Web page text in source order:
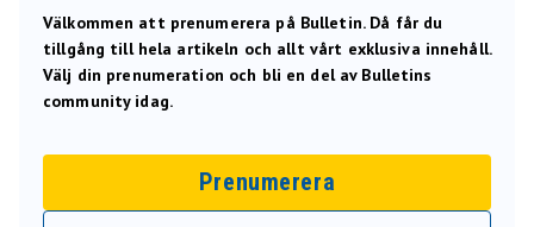
Välkommen att prenumerera på Bulletin. Då får du
tillgång till hela artikeln och allt vårt exklusiva innehåll.
Välj din prenumeration och bli en del av Bulletins
community idag.
Prenumerera